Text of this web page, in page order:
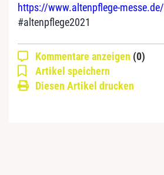
https://www.altenpflege-messe.de/
#altenpflege2021
Kommentare anzeigen (0)
Artikel speichern
Diesen Artikel drucken